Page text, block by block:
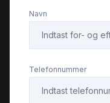
Navn
Telefonnummer